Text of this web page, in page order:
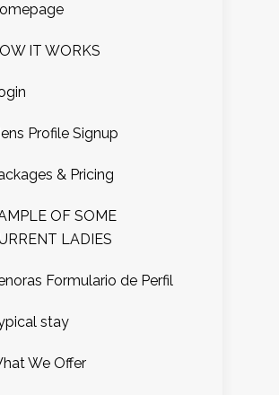
IT WORKS
Profile Signup
& Pricing
OF SOME
LADIES
Formulario de Perfil
stay
We Offer